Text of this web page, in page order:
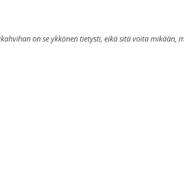
on se ykkönen tietysti, eikä sitä voita mikään,